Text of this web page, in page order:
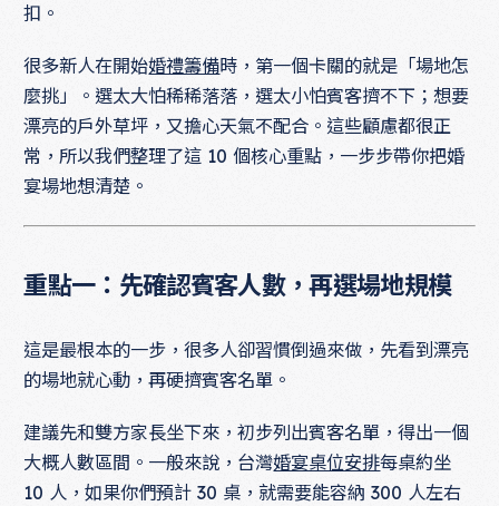
扣。
很多新人在開始婚禮籌備時，第一個卡關的就是「場地怎
麼挑」。選太大怕稀稀落落，選太小怕賓客擠不下；想要
漂亮的戶外草坪，又擔心天氣不配合。這些顧慮都很正
常，所以我們整理了這 10 個核心重點，一步步帶你把婚
宴場地想清楚。
重點一：先確認賓客人數，再選場地規模
這是最根本的一步，很多人卻習慣倒過來做，先看到漂亮
的場地就心動，再硬擠賓客名單。
建議先和雙方家長坐下來，初步列出賓客名單，得出一個
大概人數區間。一般來說，台灣婚宴桌位安排每桌約坐
10 人，如果你們預計 30 桌，就需要能容納 300 人左右